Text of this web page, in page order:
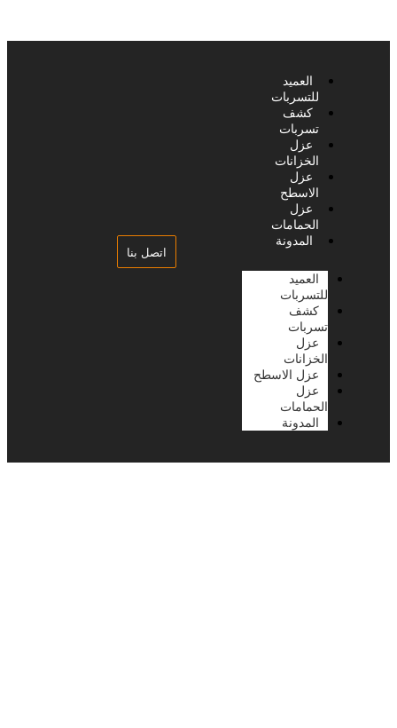
العميد
للتسربات
كشف
تسربات
عزل
الخزانات
عزل
الاسطح
عزل
الحمامات
المدونة
العميد
للتسربات
كشف
تسربات
عزل
الخزانات
عزل الاسطح
عزل
الحمامات
المدونة
اتصل بنا